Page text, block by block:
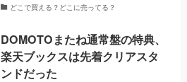
どこで買える？どこに売ってる？
DOMOTOまたね通常盤の特典、
楽天ブックスは先着クリアスタ
ンドだった